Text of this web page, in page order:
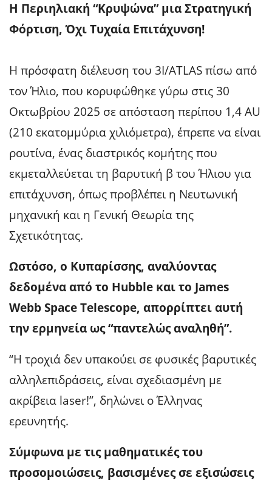
Η Περιηλιακή “Κρυψώνα” μια Στρατηγική
Φόρτιση, Όχι Τυχαία Επιτάχυνση!
Η πρόσφατη διέλευση του 3I/ATLAS πίσω από
τον Ήλιο, που κορυφώθηκε γύρω στις 30
Οκτωβρίου 2025 σε απόσταση περίπου 1,4 AU
(210 εκατομμύρια χιλιόμετρα), έπρεπε να είναι
ρουτίνα, ένας διαστρικός κομήτης που
εκμεταλλεύεται τη βαρυτική β του Ήλιου για
επιτάχυνση, όπως προβλέπει η Νευτωνική
μηχανική και η Γενική Θεωρία της
Σχετικότητας.
Ωστόσο, ο Κυπαρίσσης, αναλύοντας
δεδομένα από το Hubble και το James
Webb Space Telescope, απορρίπτει αυτή
την ερμηνεία ως “παντελώς αναληθή”.
“Η τροχιά δεν υπακούει σε φυσικές βαρυτικές
αλληλεπιδράσεις, είναι σχεδιασμένη με
ακρίβεια laser!”, δηλώνει ο Έλληνας
ερευνητής.
Σύμφωνα με τις μαθηματικές του
προσομοιώσεις, βασισμένες σε εξισώσεις